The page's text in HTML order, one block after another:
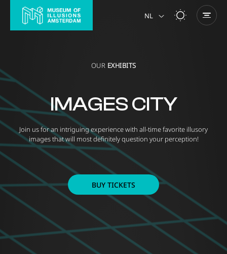
NL
OUR EXHIBITS
IMAGES CITY
Join us for an intriguing experience with all-time favorite illusory
images that will most definitely question your perception!
BUY TICKETS